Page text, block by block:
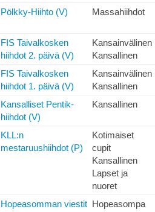
Pölkky-Hiihto (V) Massahiihdot
FIS Taivalkosken
hiihdot 2. päivä (V)
Kansainvälinen
Kansallinen
FIS Taivalkosken
hiihdot 1. päivä (V)
Kansainvälinen
Kansallinen
Kansalliset Pentik-
hiihdot (V)
Kansallinen
KLL:n
mestaruushiihdot (P)
Kotimaiset
cupit
Kansallinen
Lapset ja
nuoret
Hopeasomman viestit Hopeasompa